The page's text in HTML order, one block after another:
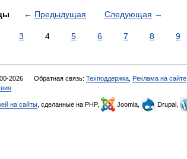
← Предыдущая Следующая →
3 4 5 6 7 8 9
2026 Обратная связь: Техподдержка Реклама на сайте
на сайты , сделанные на PHP, Joomla, Drupal,